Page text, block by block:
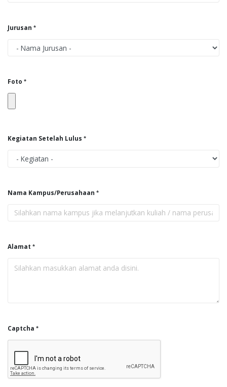
Jurusan
Foto
Kegiatan Setelah Lulus
Nama Kampus/Perusahaan
Alamat
Captcha